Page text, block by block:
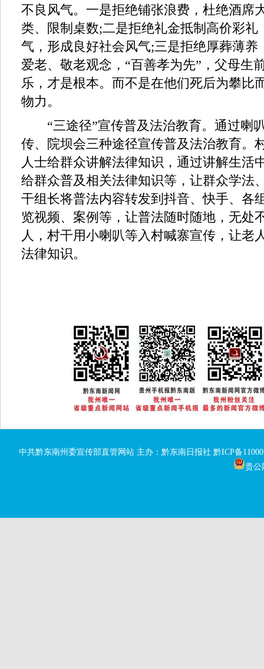
不良风气。一是拒绝铺张浪费，杜绝酒席
类、限制桌数;二是拒绝礼金抵制高价彩礼
气，形成良好社会风气;三是拒绝厚葬薄养
爱老、敬老观念，“百善孝为先”，父母生
乐，才是根本。而不是在他们死后为攀比
物力。
“三途径”宣传普及法治教育。通过喇
传、院坝会三种途径宣传普及法治教育。
人士给群众讲解法律知识，通过讲解生活
给群众普及相关法律知识等，让群众学法
干组长将普法内容转发到抖音、快手、各
览视频、案例等，让普法随时随地，无处
人，村干用小喇叭等入村喊寨宣传，让老
法律知识。
中共黔东南州委宣传部直管网站 主办：黔东南日报社 黔ICP备
贵公